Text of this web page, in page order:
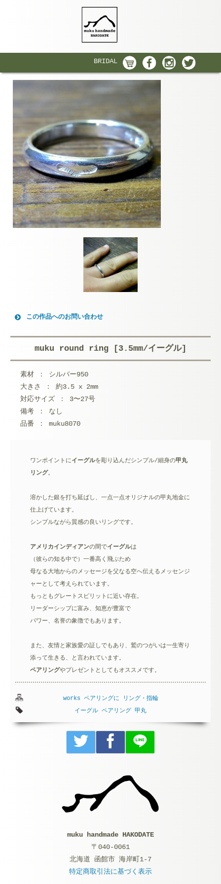
BRIDAL
この作品へのお問い合わせ
muku round ring [3.5mm/イーグル]
素材 ： シルバー950
大きさ ： 約3.5 x 2mm
対応サイズ ： 3〜27号
備考 ： なし
品番 ： muku8070
ワンポイントにイーグルを彫り込んだシンプル/細身の甲丸
リング。
溶かした銀を打ち延ばし、一点一点オリジナルの甲丸地金に
仕上げています。
シンプルながら質感の良いリングです。
アメリカインディアンの間でイーグルは
（彼らの知る中で）一番高く飛ぶため
母なる大地からのメッセージを父なる空へ伝えるメッセンジ
ャーとして考えられています。
もっともグレートスピリットに近い存在。
リーダーシップに富み、知恵が豊富で
パワー、名誉の象徴でもあります。
また、友情と家族愛の証しでもあり、鷲のつがいは一生寄り
添って生きる、と言われています。
ペアリングやプレゼントとしてもオススメです。
works ペアリングに
リング・指輪
イーグル ペアリング 甲丸
muku handmade HAKODATE
〒040-0061
北海道 函館市 海岸町1-7
特定商取引法に基づく表示